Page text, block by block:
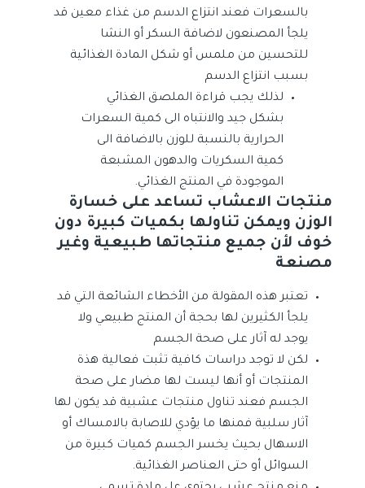
بالسعرات فعند انتزاع الدسم من غذاء معين قد
يلجأ المصنعون لاضافة السكر أو النشا
للتحسين من ملمس أو شكل المادة الغذائية
بسبب انتزاع الدسم
لذلك يجب قراءة الملصق الغذائي
بشكل جيد والانتباه الى كمية السعرات
الحرارية بالنسبة للوزن بالاضافة الى
كمية السكريات والدهون المشبعة
الموجودة في المنتج الغذائي.
منتجات الاعشاب تساعد على خسارة
الوزن ويمكن تناولها بكميات كبيرة دون
خوف لأن جميع منتجاتها طبيعية وغير
مصنعة
تعتبر هذه المقولة من الأخطاء الشائعة التي قد
يلجأ الكثيرين لها بحجة أن المنتج طبيعي ولا
يوجد له آثار على صحة الجسم
لكن لا توجد دراسات كافية تثبت فعالية هذة
المنتجات أو أنها ليست لها مضار على صحة
الجسم فعند تناول منتجات عشبية قد يكون لها
آثار سلبية فمنها ما يؤدي للاصابة بالامساك أو
الاسهال بحيث يخسر الجسم كميات كبيرة من
السوائل أو حتى العناصر الغذائية.